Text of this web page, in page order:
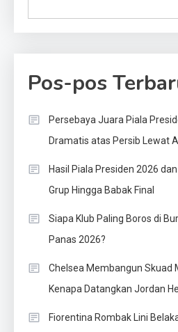
Pos-pos
Persebaya Juara Piala
Dramatis atas Persib Lewat
Hasil Piala Presiden 2026
Grup Hingga Babak Final
Siapa Klub Paling Boros di
Panas 2026?
Chelsea Membangun Skuad
Kenapa Datangkan Jordan
Fiorentina Rombak Lini